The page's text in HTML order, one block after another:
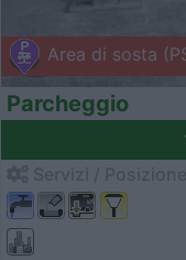
Area di sosta
Parcheggio